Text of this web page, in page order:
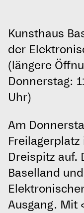
Kunsthaus
der
(längere
Donnerstag:
Uhr)
Am
Dreispitz auf.
Baselland
Ausgang. Mit